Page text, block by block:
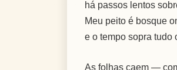
há passos lentos
Meu peito é bosque
e o tempo sopra tudo
As folhas caem —